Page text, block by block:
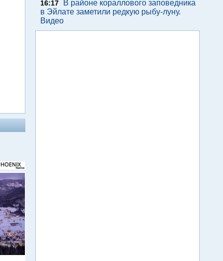
16:17
В районе кораллового заповедника
в Эйлате заметили редкую рыбу-луну.
Видео